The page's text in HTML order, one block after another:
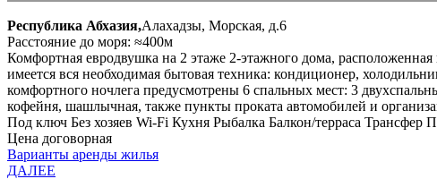
Республика Абхазия,Алахадзы, Морская, д.6
Расстояние до моря: ≈400м
Комфортная евродвушка на 2 этаже 2-этажного дома,
имеется вся необходимая бытовая техника: кондиционер,
комфортного ночлега предусмотрены 6 спальных мест: 3
кофейня, шашлычная, также пункты проката автомобилей и
Под ключ Без хозяев Wi-Fi Кухня Рыбалка Балкон/терраса Трансфер
Цена договорная
Варианты аренды жилья
ДАЛЕЕ